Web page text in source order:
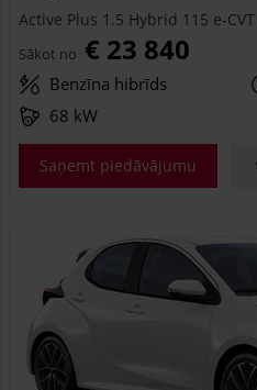
Active Plus 1.5 Hybrid 115 e-
Sākot no € 23 840
Benzīna hibrīds
68 kW
Saņemt piedāvājumu